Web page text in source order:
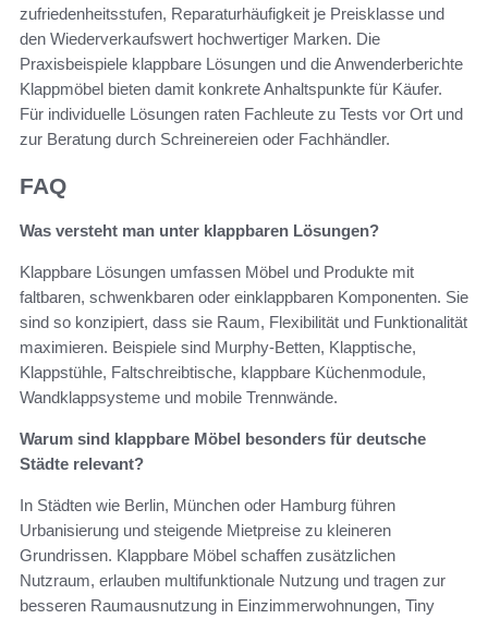
zufriedenheitsstufen, Reparaturhäufigkeit je Preisklasse und
den Wiederverkaufswert hochwertiger Marken. Die
Praxisbeispiele klappbare Lösungen und die Anwenderberichte
Klappmöbel bieten damit konkrete Anhaltspunkte für Käufer.
Für individuelle Lösungen raten Fachleute zu Tests vor Ort und
zur Beratung durch Schreinereien oder Fachhändler.
FAQ
Was versteht man unter klappbaren Lösungen?
Klappbare Lösungen umfassen Möbel und Produkte mit
faltbaren, schwenkbaren oder einklappbaren Komponenten. Sie
sind so konzipiert, dass sie Raum, Flexibilität und Funktionalität
maximieren. Beispiele sind Murphy‑Betten, Klapptische,
Klappstühle, Faltschreibtische, klappbare Küchenmodule,
Wandklappsysteme und mobile Trennwände.
Warum sind klappbare Möbel besonders für deutsche
Städte relevant?
In Städten wie Berlin, München oder Hamburg führen
Urbanisierung und steigende Mietpreise zu kleineren
Grundrissen. Klappbare Möbel schaffen zusätzlichen
Nutzraum, erlauben multifunktionale Nutzung und tragen zur
besseren Raumausnutzung in Einzimmerwohnungen, Tiny